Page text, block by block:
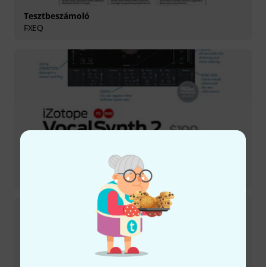
Tesztbeszámoló
FXEQ